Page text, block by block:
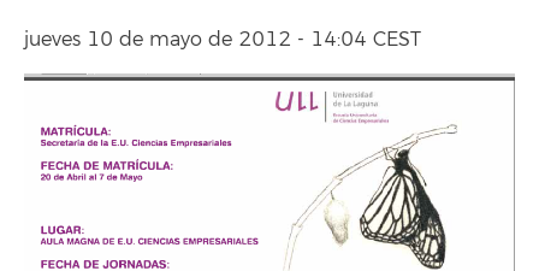
jueves 10 de mayo de 2012 - 14:04 CEST